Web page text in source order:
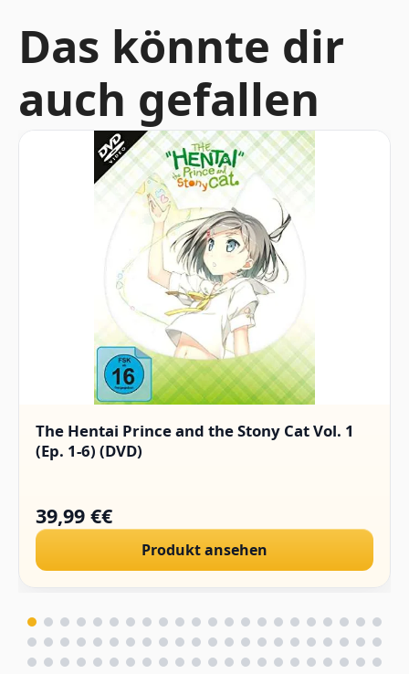
Das könnte dir
auch gefallen
The Hentai Prince and the Stony Cat Vol. 1
(Ep. 1-6) (DVD)
39,99 €€
Produkt ansehen